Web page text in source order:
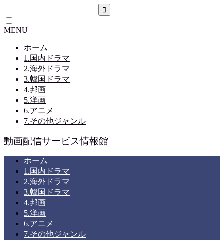
MENU
ホーム
1.国内ドラマ
2.海外ドラマ
3.韓国ドラマ
4.邦画
5.洋画
6.アニメ
7.その他ジャンル
動画配信サービス情報館
ホーム
1.国内ドラマ
2.海外ドラマ
3.韓国ドラマ
4.邦画
5.洋画
6.アニメ
7.その他ジャンル